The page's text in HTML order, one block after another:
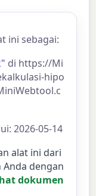
ini sebagai:
di https://Mi
hipo
2026-05-14
alat ini dari
dengan
dokumen